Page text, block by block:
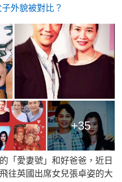
外貌被對比？
+35
「愛妻號」和好爸爸，近日
往英國出席女兒張卓姿的大